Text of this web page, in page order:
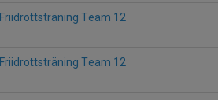
Friidrottsträning Team 12
Friidrottsträning Team 12